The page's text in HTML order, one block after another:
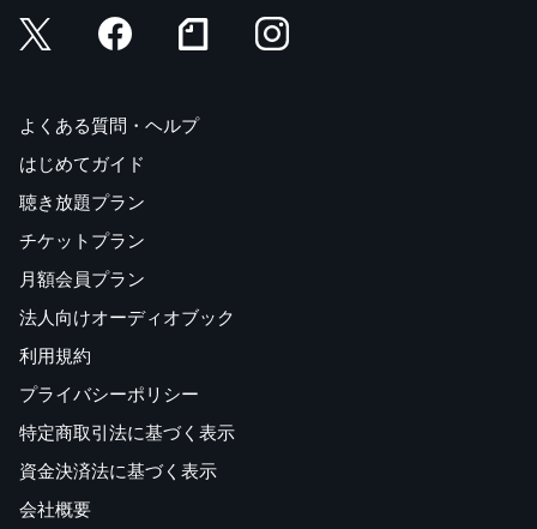
よくある質問・ヘルプ
はじめてガイド
聴き放題プラン
チケットプラン
月額会員プラン
法人向けオーディオブック
利用規約
プライバシーポリシー
特定商取引法に基づく表示
資金決済法に基づく表示
会社概要